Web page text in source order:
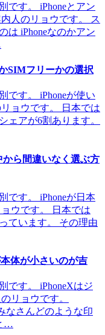
です。 iPhoneとアン
人のリョウです。 ス
は iPhoneなのかアン
SIMフリーかの選択
です。 iPhoneが使い
ョウです。 日本では
ェアが6割あります。
ら間違いなく選ぶ方
です。 iPhoneが日本
ウです。 日本では
ています。 その理由
体が小さいのが吉
です。 iPhoneXはジ
リョウです。
なさんどのような印
…